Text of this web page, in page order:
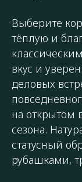
Выберите
тёплую и
вкус и
деловых
на открытом
сезона.
статусный
рубашками,